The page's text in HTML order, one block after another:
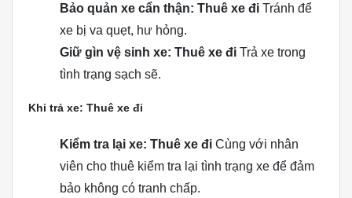
Bảo quản xe cẩn thận: Thuê xe đi Tránh để
xe bị va quẹt, hư hỏng.
Giữ gìn vệ sinh xe: Thuê xe đi Trả xe trong
tình trạng sạch sẽ.
Khi trả xe: Thuê xe đi
Kiểm tra lại xe: Thuê xe đi Cùng với nhân
viên cho thuê kiểm tra lại tình trạng xe để đảm
bảo không có tranh chấp.